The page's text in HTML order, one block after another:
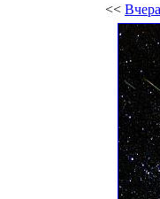
<< Вчера